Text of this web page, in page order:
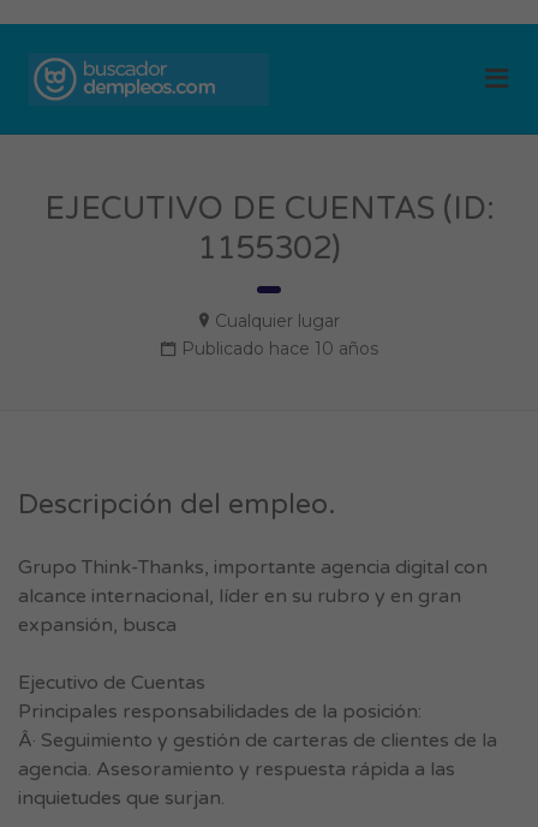
EJECUTIVO DE CUENTAS (ID:
1155302)
Cualquier lugar
Publicado hace 10 años
Descripción del empleo.
Grupo Think-Thanks, importante agencia digital con
alcance internacional, líder en su rubro y en gran
expansión, busca
Ejecutivo de Cuentas
Principales responsabilidades de la posición:
Â· Seguimiento y gestión de carteras de clientes de la
agencia. Asesoramiento y respuesta rápida a las
inquietudes que surjan.